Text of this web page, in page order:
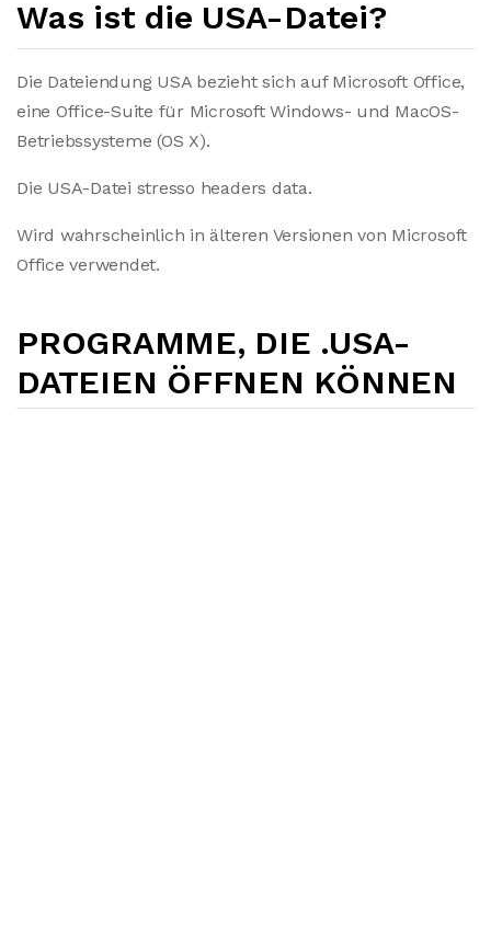
Was ist die USA-Datei?
Die Dateiendung USA bezieht sich auf Microsoft Office,
eine Office-Suite für Microsoft Windows- und MacOS-
Betriebssysteme (OS X).
Die USA-Datei stresso headers data.
Wird wahrscheinlich in älteren Versionen von Microsoft
Office verwendet.
PROGRAMME, DIE .USA-
DATEIEN ÖFFNEN KÖNNEN